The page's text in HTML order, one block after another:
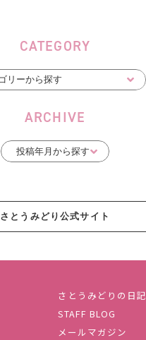
CATEGORY
ARCHIVE
さとうみどり公式サイト
さとうみどりの日記
STAFF BLOG
メールマガジン